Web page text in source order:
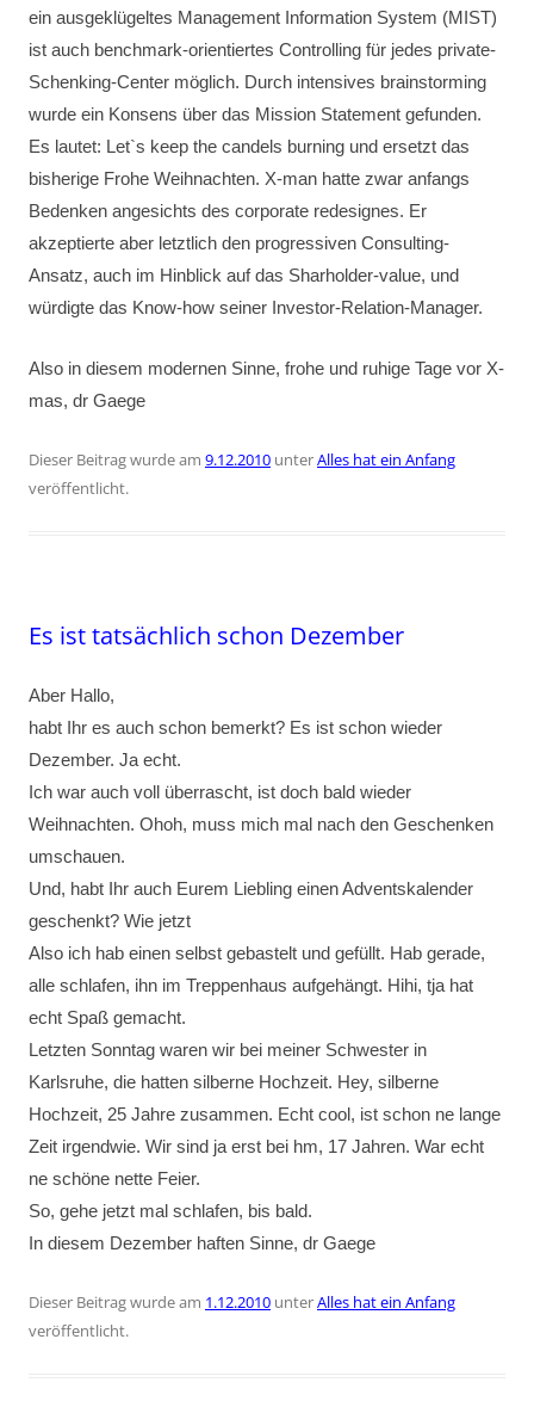
ein ausgeklügeltes Management Information System (MIST)
ist auch benchmark-orientiertes Controlling für jedes private-
Schenking-Center möglich. Durch intensives brainstorming
wurde ein Konsens über das Mission Statement gefunden.
Es lautet: Let`s keep the candels burning und ersetzt das
bisherige Frohe Weihnachten. X-man hatte zwar anfangs
Bedenken angesichts des corporate redesignes. Er
akzeptierte aber letztlich den progressiven Consulting-
Ansatz, auch im Hinblick auf das Sharholder-value, und
würdigte das Know-how seiner Investor-Relation-Manager.
Also in diesem modernen Sinne, frohe und ruhige Tage vor X-
mas, dr Gaege
Dieser Beitrag wurde am 9.12.2010 unterAlles hat ein Anfang
veröffentlicht.
Es ist tatsächlich schon Dezember
Aber Hallo,
habt Ihr es auch schon bemerkt? Es ist schon wieder
Dezember. Ja echt.
Ich war auch voll überrascht, ist doch bald wieder
Weihnachten. Ohoh, muss mich mal nach den Geschenken
umschauen.
Und, habt Ihr auch Eurem Liebling einen Adventskalender
geschenkt? Wie jetzt
Also ich hab einen selbst gebastelt und gefüllt. Hab gerade,
alle schlafen, ihn im Treppenhaus aufgehängt. Hihi, tja hat
echt Spaß gemacht.
Letzten Sonntag waren wir bei meiner Schwester in
Karlsruhe, die hatten silberne Hochzeit. Hey, silberne
Hochzeit, 25 Jahre zusammen. Echt cool, ist schon ne lange
Zeit irgendwie. Wir sind ja erst bei hm, 17 Jahren. War echt
ne schöne nette Feier.
So, gehe jetzt mal schlafen, bis bald.
In diesem Dezember haften Sinne, dr Gaege
Dieser Beitrag wurde am 1.12.2010 unterAlles hat ein Anfang
veröffentlicht.